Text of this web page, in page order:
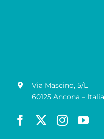
Via Mascino, 5/L
60125 Ancona – Italia